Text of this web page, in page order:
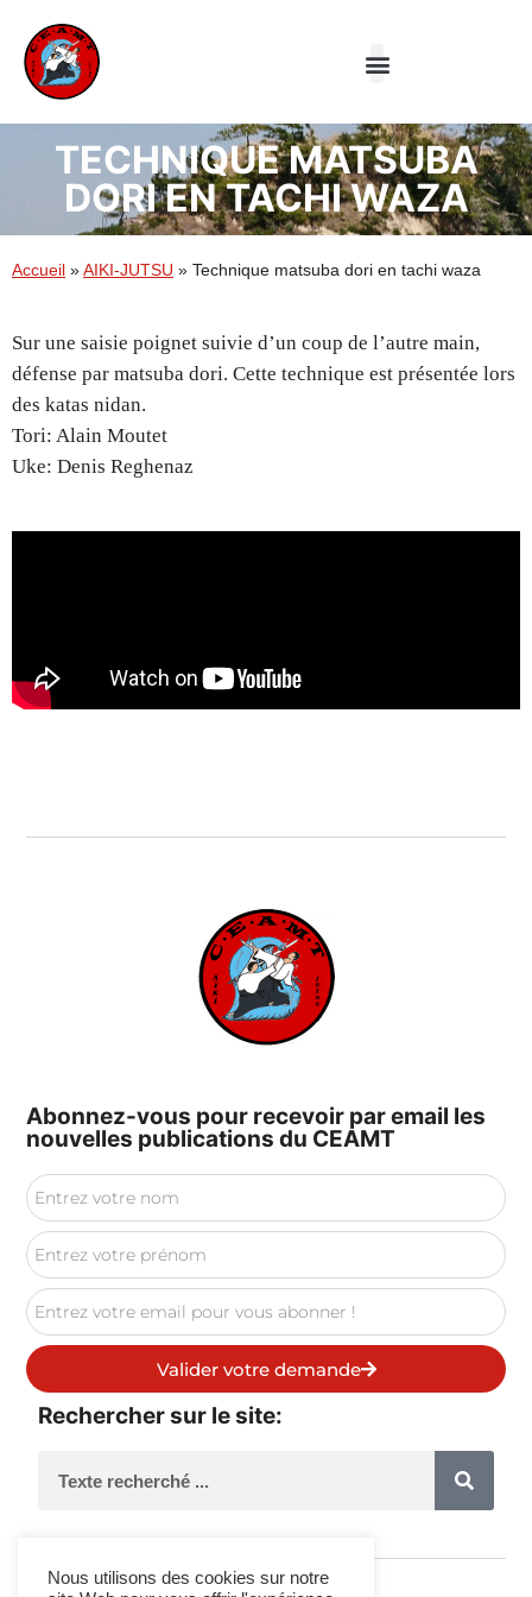
TECHNIQUE MATSUBA
DORI EN TACHI WAZA
Accueil »AIKI-JUTSU » Technique matsuba dori en tachi waza
Sur une saisie poignet suivie d’un coup de l’autre main,
défense par matsuba dori. Cette technique est présentée lors
des katas nidan.
Tori: Alain Moutet
Uke: Denis Reghenaz
Abonnez-vous pour recevoir par email les
nouvelles publications du CEAMT
Valider votre demande
Rechercher sur le site:
Nous utilisons des cookies sur notre